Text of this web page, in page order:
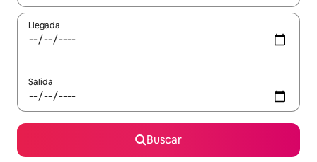
Llegada
Salida
Buscar